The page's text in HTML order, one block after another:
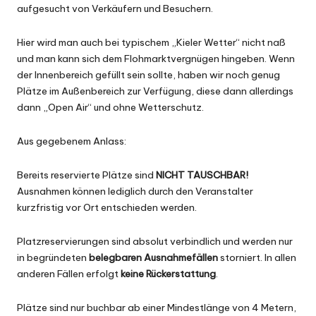
aufgesucht von Verkäufern und Besuchern.
Hier wird man auch bei typischem „Kieler Wetter“ nicht naß
und man kann sich dem Flohmarktvergnügen hingeben. Wenn
der Innenbereich gefüllt sein sollte, haben wir noch genug
Plätze im Außenbereich zur Verfügung, diese dann allerdings
dann „Open Air“ und ohne Wetterschutz.
Aus gegebenem Anlass:
Bereits reservierte Plätze sind NICHT TAUSCHBAR!
Ausnahmen können lediglich durch den Veranstalter
kurzfristig vor Ort entschieden werden.
Platzreservierungen sind absolut verbindlich und werden nur
in begründeten belegbaren Ausnahmefällenstorniert. In allen
anderen Fällen erfolgtkeine Rückerstattung.
Plätze sind nur buchbar ab einer Mindestlänge von 4 Metern,